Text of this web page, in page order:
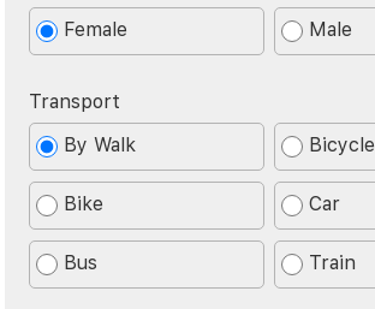
Female
Male
Transport
By Walk
Bicycle
Bike Car
Bus Train